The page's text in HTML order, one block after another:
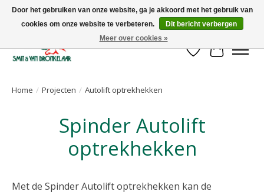
Uw leverancier voor stalinrichtingen en het opruwen van betonvloeren!
Verlanglijst
Home / Projecten / Autolift optrekhekken
Spinder Autolift
optrekhekken
Met de Spinder Autolift optrekhekken kan de
Door het gebruiken van onze website, ga je akkoord met het gebruik van
cookies om onze website te verbeteren.
Dit bericht verbergen
Meer over cookies »